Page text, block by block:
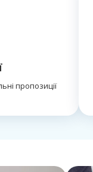
пропозиції